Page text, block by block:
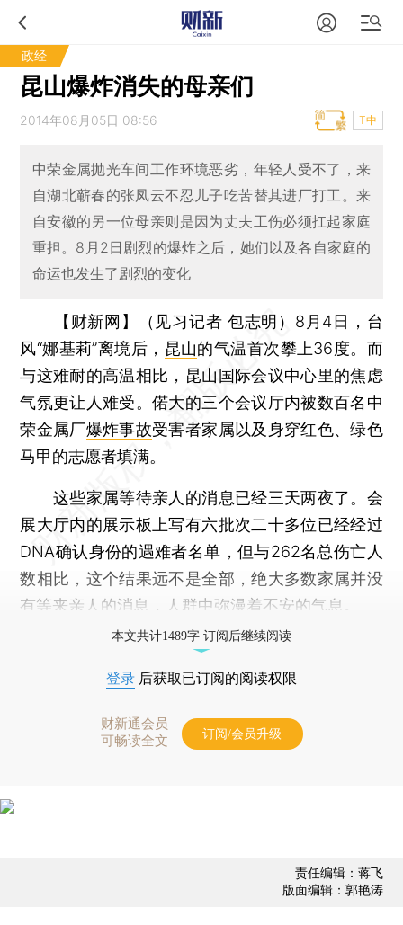
政经
昆山爆炸消失的母亲们
2014年08月05日 08:56 T中
中荣金属抛光车间工作环境恶劣，年轻人受不了，来
自湖北蕲春的张凤云不忍儿子吃苦替其进厂打工。来
自安徽的另一位母亲则是因为丈夫工伤必须扛起家庭
重担。8月2日剧烈的爆炸之后，她们以及各自家庭的
命运也发生了剧烈的变化
【财新网】（见习记者 包志明） 8月4日，台
风“娜基莉”离境后， 昆山的气温首次攀上36度。而
与这难耐的高温相比，昆山国际会议中心里的焦虑
气氛更让人难受。偌大的三个会议厅内被数百名中
荣金属厂爆炸事故受害者家属以及身穿红色、绿色
马甲的志愿者填满。
这些家属等待亲人的消息已经三天两夜了。会
展大厅内的展示板上写有六批次二十多位已经经过
DNA确认身份的遇难者名单，但与262名总伤亡人
数相比，这个结果远不是全部，绝大多数家属并没
有等来亲人的消息，人群中弥漫着不安的气息。
本文共计1489字 订阅后继续阅读
登录 后获取已订阅的阅读权限
财新通会员
可畅读全文
订阅/会员升级
责任编辑：蒋飞
版面编辑：郭艳涛